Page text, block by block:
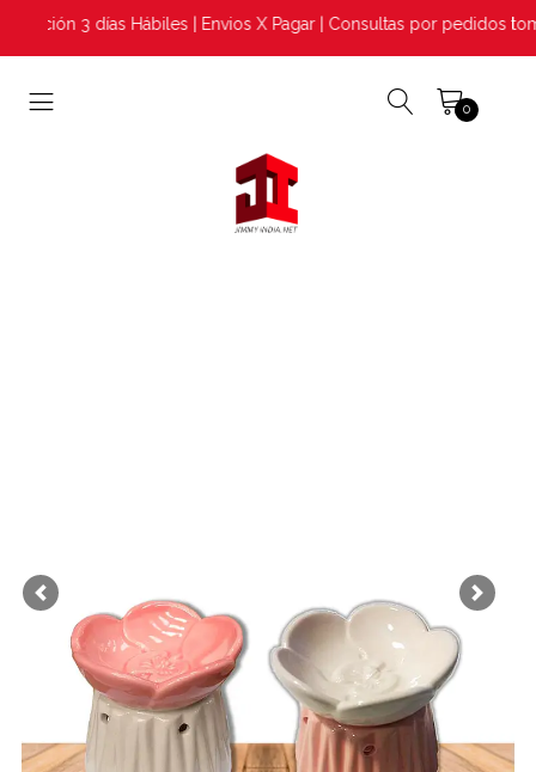
3 días Hábiles | Envios X Pagar | Consultas por pedidos
0
Previous Next